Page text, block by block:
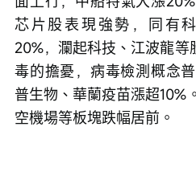
芯片股表現強勢，同有
20%，瀾起科技、江波龍等
毒的擔憂，病毒檢測概念
普生物、華蘭疫苗漲超10%
空機場等板塊跌幅居前。